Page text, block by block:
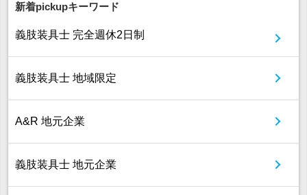
新着pickupキーワード
義肢装具士 完全週休2日制
義肢装具士 地域限定
A&R 地元企業
義肢装具士 地元企業